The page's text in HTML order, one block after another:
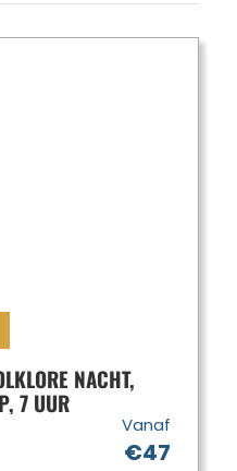
NACHT,
7 UUR
Vanaf
€47